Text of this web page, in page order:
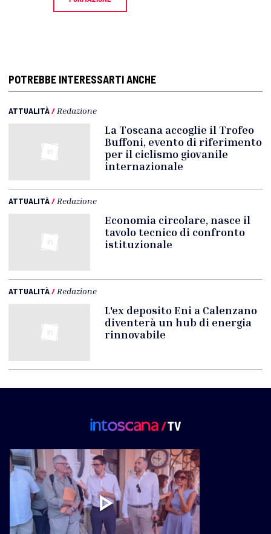
POTREBBE INTERESSARTI ANCHE
ATTUALITÀ/Redazione
La Toscana accoglie il Trofeo
Buffoni, evento di riferimento
per il ciclismo giovanile
internazionale
ATTUALITÀ/Redazione
Economia circolare, nasce il
tavolo tecnico di confronto
istituzionale
ATTUALITÀ/Redazione
L'ex deposito Eni a Calenzano
diventerà un hub di energia
rinnovabile